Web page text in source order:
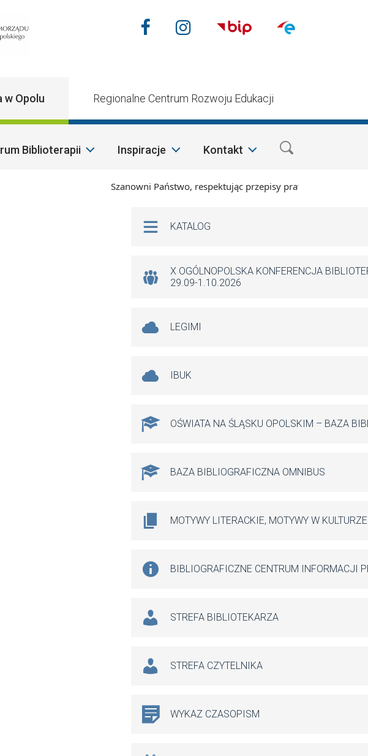
Nasze media
FacebookInstagram
w Opolu Regionalne Centrum Rozwoju Edukacji
Biblioterapii Inspiracje Kontakt
Szanowni Państwo, respektując przepisy prawa i mając na
Na skróty
KATALOG
X OGÓLNOPOLSKA KONFERENCJA
29.09-1.10.2026
LEGIMI
IBUK
OŚWIATA NA ŚLĄSKU OPOLSKIM – BAZA
BAZA BIBLIOGRAFICZNA OMNIBUS
MOTYWY LITERACKIE, MOTYWY W KULTURZE
BIBLIOGRAFICZNE CENTRUM INFORMACJI
STREFA BIBLIOTEKARZA
STREFA CZYTELNIKA
WYKAZ CZASOPISM